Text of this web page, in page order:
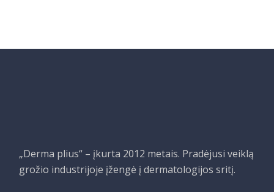
„Derma plius“ – įkurta 2012 metais. Pradėjusi veiklą
grožio industrijoje įžengė į dermatologijos sritį.